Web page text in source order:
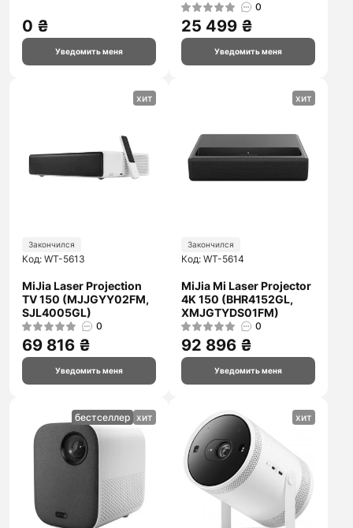
0 ₴
Уведомить меня
0
25 499 ₴
Уведомить меня
хит
Закончился
Код: WT-5613
MiJia Laser Projection
TV 150 (MJJGYY02FM,
SJL4005GL)
0
69 816 ₴
Уведомить меня
хит
Закончился
Код: WT-5614
MiJia Mi Laser Projector
4K 150 (BHR4152GL,
XMJGTYDS01FM)
0
92 896 ₴
Уведомить меня
бестселлер хит хит